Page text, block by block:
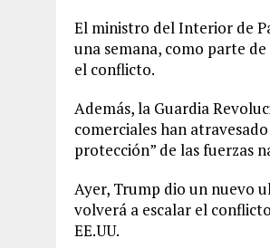
El ministro del Interior de
una semana, como parte
el conflicto.
Además, la Guardia
comerciales han
protección” de las fuerzas
Ayer, Trump dio un nuevo
volverá a escalar el
EE.UU.